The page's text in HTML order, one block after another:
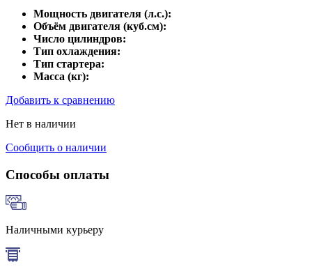
Мощность двигателя (л.с.):
Объём двигателя (куб.см):
Число цилиндров:
Тип охлаждения:
Тип стартера:
Масса (кг):
Добавить к сравнению
Нет в наличии
Сообщить о наличии
Способы оплаты
Наличными курьеру